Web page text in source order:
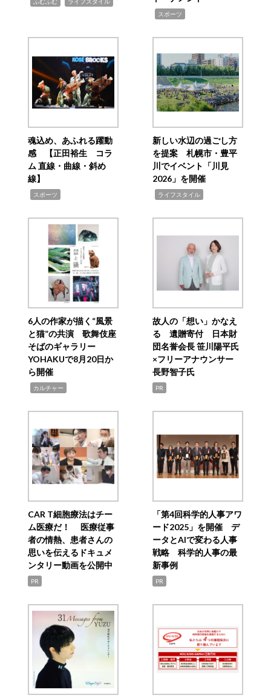
スポーツ
魂込め、あふれる躍動
感 【正田裕生 コラ
ム 直線・曲線・斜め
線】
スポーツ
新しい水辺の過ごし方
を提案 札幌市・豊平
川でイベント「川見
2026」を開催
ライフスタイル
6人の作家が描く“風景
と猫”の共演 歌舞伎座
そばのギャラリー
YOHAKUで8月20日か
ら開催
カルチャー
故人の「想い」かなえ
る 遺贈寄付 日本財
団名誉会長 笹川陽平氏
×フリーアナウンサー
長野智子氏
PR
CAR T細胞療法はチー
ム医療だ！ 医療従事
者の情熱、患者さんの
思いを伝えるドキュメ
ンタリー動画を公開中
PR
「第4回科学的人事アワ
ード2025」を開催 デ
ータとAIで変わる人事
戦略 科学的人事の最
新事例
PR